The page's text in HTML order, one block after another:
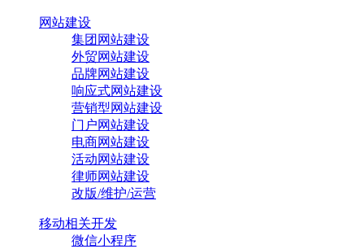
网站建设
集团网站建设
外贸网站建设
品牌网站建设
响应式网站建设
营销型网站建设
门户网站建设
电商网站建设
活动网站建设
律师网站建设
改版/维护/运营
移动相关开发
微信小程序